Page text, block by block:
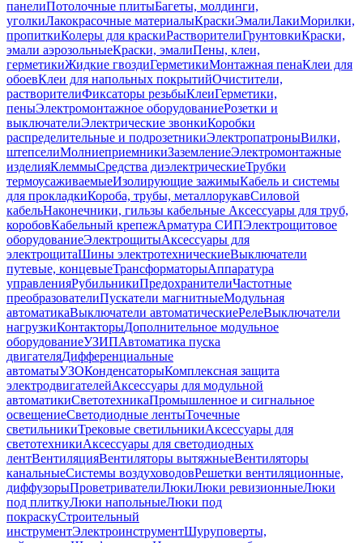
панелиПотолочные плитыБагеты, молдинги,
уголкиЛакокрасочные материалыКраскиЭмалиЛакиМорилки,
пропиткиКолеры для краскиРастворителиГрунтовкиКраски,
эмали аэрозольныеКраски, эмалиПены, клеи,
герметикиЖидкие гвоздиГерметикиМонтажная пенаКлеи для
обоевКлеи для напольных покрытийОчистители,
растворителиФиксаторы резьбыКлеиГерметики,
пеныЭлектромонтажное оборудованиеРозетки и
выключателиЭлектрические звонкиКоробки
распределительные и подрозетникиЭлектропатроныВилки,
штепселиМолниеприемникиЗаземлениеЭлектромонтажные
изделияКлеммыСредства диэлектрическиеТрубки
термоусаживаемыеИзолирующие зажимыКабель и системы
для прокладкиКороба, трубы, металлорукавСиловой
кабельНаконечники, гильзы кабельные Аксессуары для труб,
коробовКабельный крепежАрматура СИПЭлектрощитовое
оборудованиеЭлектрощитыАксессуары для
электрощитаШины электротехническиеВыключатели
путевые, концевыеТрансформаторыАппаратура
управленияРубильникиПредохранителиЧастотные
преобразователиПускатели магнитныеМодульная
автоматикаВыключатели автоматическиеРелеВыключатели
нагрузкиКонтакторыДополнительное модульное
оборудованиеУЗИПАвтоматика пуска
двигателяДифференциальные
автоматыУЗОКонденсаторыКомплексная защита
электродвигателейАксессуары для модульной
автоматикиСветотехникаПромышленное и сигнальное
освещениеСветодиодные лентыТочечные
светильникиТрековые светильникиАксессуары для
светотехникиАксессуары для светодиодных
лентВентиляцияВентиляторы вытяжныеВентиляторы
канальныеСистемы воздуховодовРешетки вентиляционные,
диффузорыПроветривателиЛюкиЛюки ревизионныеЛюки
под плиткуЛюки напольныеЛюки под
покраскуСтроительный
инструментЭлектроинструментШуруповерты,